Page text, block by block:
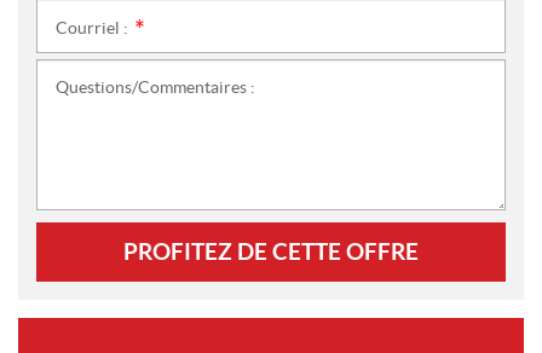
Courriel :
Questions/Commentaires :
PROFITEZ DE CETTE OFFRE